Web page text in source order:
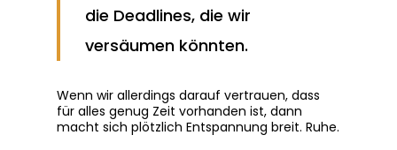
die Deadlines, die wir
versäumen könnten.
Wenn wir allerdings darauf vertrauen, dass
für alles genug Zeit vorhanden ist, dann
macht sich plötzlich Entspannung breit. Ruhe.